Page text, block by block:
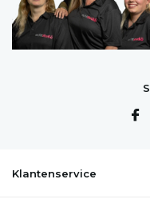
Klantenservice